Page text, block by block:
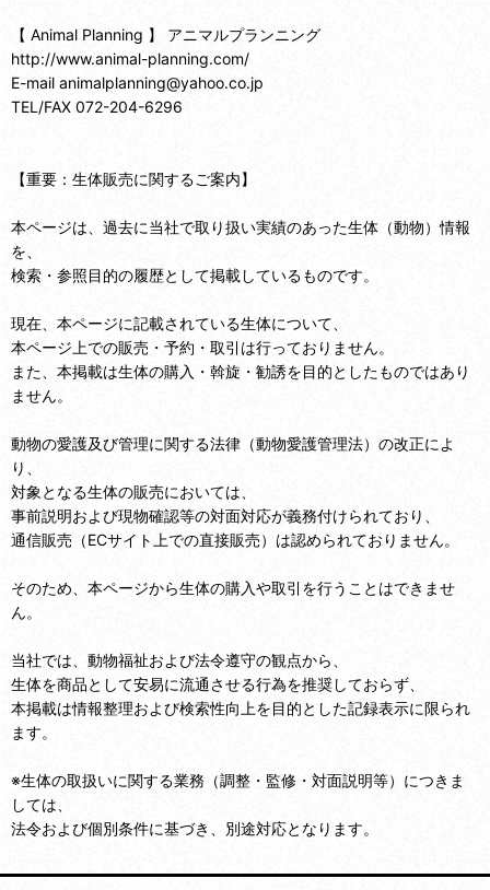
【 Animal Planning 】 アニマルプランニング
http://www.animal-planning.com/
E-mail animalplanning@yahoo.co.jp
TEL/FAX 072-204-6296
【重要：生体販売に関するご案内】
本ページは、過去に当社で取り扱い実績のあった生体（動物）情報
を、
検索・参照目的の履歴として掲載しているものです。
現在、本ページに記載されている生体について、
本ページ上での販売・予約・取引は行っておりません。
また、本掲載は生体の購入・斡旋・勧誘を目的としたものではあり
ません。
動物の愛護及び管理に関する法律（動物愛護管理法）の改正によ
り、
対象となる生体の販売においては、
事前説明および現物確認等の対面対応が義務付けられており、
通信販売（ECサイト上での直接販売）は認められておりません。
そのため、本ページから生体の購入や取引を行うことはできませ
ん。
当社では、動物福祉および法令遵守の観点から、
生体を商品として安易に流通させる行為を推奨しておらず、
本掲載は情報整理および検索性向上を目的とした記録表示に限られ
ます。
※生体の取扱いに関する業務（調整・監修・対面説明等）につきま
しては、
法令および個別条件に基づき、別途対応となります。